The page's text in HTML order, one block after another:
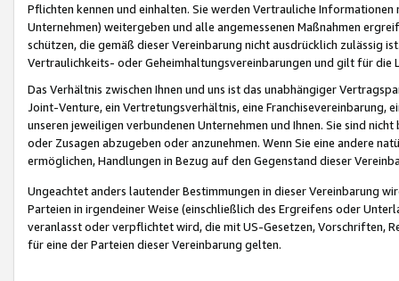
Pflichten kennen und einhalten. Sie werden Vertrauliche
Unternehmen) weitergeben und alle angemessenen Maßnahmen
schützen, die gemäß dieser Vereinbarung nicht ausdrücklich zulässig
Vertraulichkeits- oder Geheimhaltungsvereinbarungen und gilt für die
Das Verhältnis zwischen Ihnen und uns ist das unabhängiger
Joint-Venture, ein Vertretungsverhältnis, eine Franchisevereinbarung,
unseren jeweiligen verbundenen Unternehmen und Ihnen. Sie sind
oder Zusagen abzugeben oder anzunehmen. Wenn Sie eine andere
ermöglichen, Handlungen in Bezug auf den Gegenstand dieser
Ungeachtet anders lautender Bestimmungen in dieser Vereinbarung
Parteien in irgendeiner Weise (einschließlich des Ergreifens oder
veranlasst oder verpflichtet wird, die mit US-Gesetzen, Vorschriften,
für eine der Parteien dieser Vereinbarung gelten.